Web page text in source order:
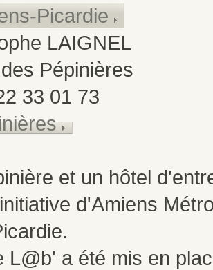
Picardie
LAIGNEL
Pépinières
33 01 73
et un hôtel
d'Amiens
L@b' a été mis en